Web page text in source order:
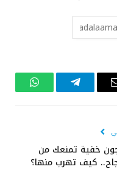
البريد
تيلقرام واتساب
خفية تمنعك من
كيف تهرب منها؟